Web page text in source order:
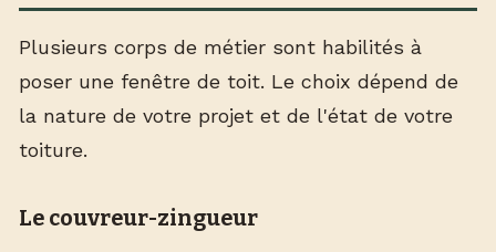
Plusieurs corps de métier sont habilités à
poser une fenêtre de toit. Le choix dépend de
la nature de votre projet et de l'état de votre
toiture.
Le couvreur-zingueur